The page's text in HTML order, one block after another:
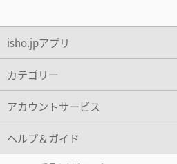
isho.jpアプリ
カテゴリー
アカウントサービス
ヘルプ＆ガイド